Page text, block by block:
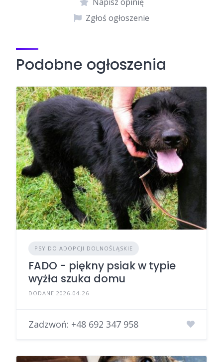
Zgłoś ogłoszenie
Podobne ogłoszenia
PSY DO ADOPCJI DOLNOŚLĄSKIE
FADO - piękny psiak w typie
wyżła szuka domu
DODANE 2026-04-26
Zadzwoń: +48 692 347 958